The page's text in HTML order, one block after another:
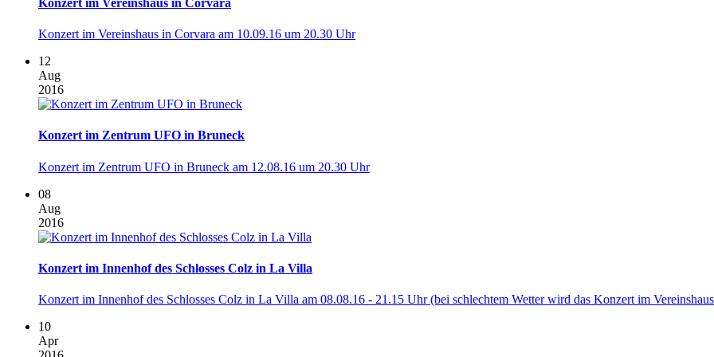
Konzert im Vereinshaus in Corvara
Konzert im Vereinshaus in Corvara am 10.09.16 um 20.30 Uhr
12
Aug
2016
Konzert im Zentrum UFO in Bruneck
Konzert im Zentrum UFO in Bruneck am 12.08.16 um 20.30 Uhr
08
Aug
2016
Konzert im Innenhof des Schlosses Colz in La Villa
Konzert im Innenhof des Schlosses Colz in La Villa am 08.08.16 - 21.15 Uhr (bei schlechtem Wetter wird das Konzert im
10
Apr